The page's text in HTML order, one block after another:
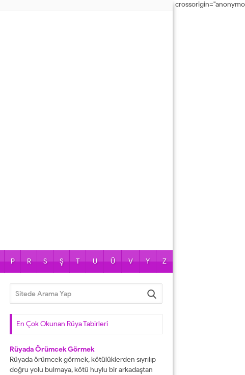
P R S Ş T U Ü V Y Z
En Çok Okunan Rüya Tabirleri
Rüyada Örümcek Görmek
Rüyada örümcek görmek, kötülüklerden sıyrılıp
doğru yolu bulmaya, kötü huylu bir arkadaştan